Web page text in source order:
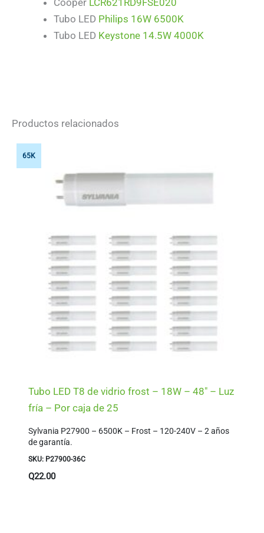
Tubo LED Philips 16W 6500K
Tubo LED Keystone 14.5W 4000K
Productos relacionados
65K
Tubo LED T8 de vidrio frost – 18W – 48″ – Luz
fría – Por caja de 25
Sylvania P27900 – 6500K – Frost – 120-240V – 2 años
de garantía.
SKU: P27900-36C
Q22.00